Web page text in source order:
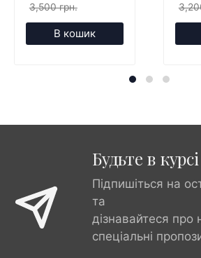
3,500 грн.
В кошик
Будьте в курсі
Підпишіться на
та
дізнавайтеся про
спеціальні